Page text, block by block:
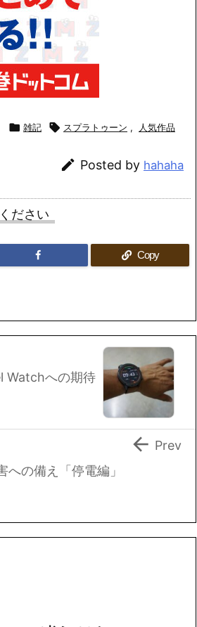
 雑記  スプラトゥーン , 人気作品
 Posted by hahaha
ださい
Copy
Watchへの期待
への備え「停電編」
 Prev